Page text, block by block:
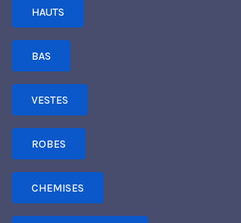
HAUTS
BAS
VESTES
ROBES
CHEMISES